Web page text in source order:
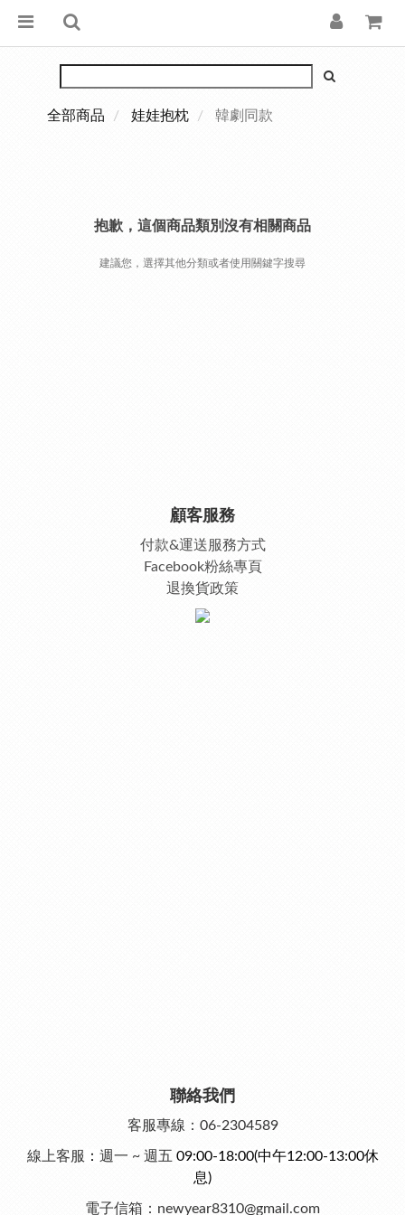
全部商品 娃娃抱枕 韓劇同款
抱歉，這個商品類別沒有相關商品
建議您，選擇其他分類或者使用關鍵字搜尋
顧客服務
付款&運送服務方式
Facebook粉絲專頁
退換貨政策
聯絡我們
客服專線：06-2304589
線上客服 ： 週一 ~ 週五 09:00-18:00(中午12:00-13:00休
息)
電子信箱：newyear8310@gmail.com